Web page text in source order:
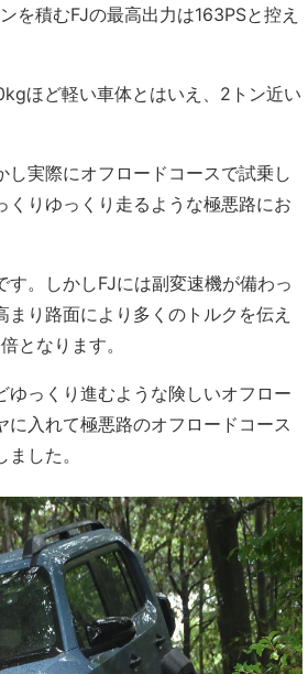
積むFJの最高出力は163PSと控え
ほど軽い車体とはいえ、2トン近い
実際にオフロードコースで試乗し
りゆっくり走るような極悪路にお
。しかしFJには副変速機が備わっ
り路面により多くのトルクを伝え
となります。
っくり進むような険しいオフロー
に入れて極悪路のオフロードコース
した。